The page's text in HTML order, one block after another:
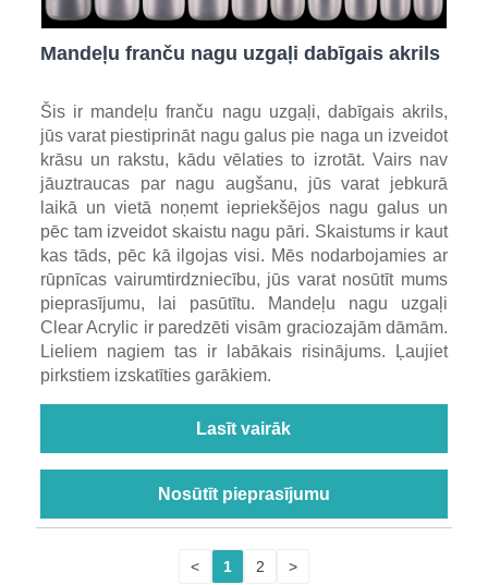
Mandeļu franču nagu uzgaļi dabīgais akrils
Šis ir mandeļu franču nagu uzgaļi, dabīgais akrils,
jūs varat piestiprināt nagu galus pie naga un izveidot
krāsu un rakstu, kādu vēlaties to izrotāt. Vairs nav
jāuztraucas par nagu augšanu, jūs varat jebkurā
laikā un vietā noņemt iepriekšējos nagu galus un
pēc tam izveidot skaistu nagu pāri. Skaistums ir kaut
kas tāds, pēc kā ilgojas visi. Mēs nodarbojamies ar
rūpnīcas vairumtirdzniecību, jūs varat nosūtīt mums
pieprasījumu, lai pasūtītu. Mandeļu nagu uzgaļi
Clear Acrylic ir paredzēti visām graciozajām dāmām.
Lieliem nagiem tas ir labākais risinājums. Ļaujiet
pirkstiem izskatīties garākiem.
Lasīt vairāk
Nosūtīt pieprasījumu
< 1 2 >